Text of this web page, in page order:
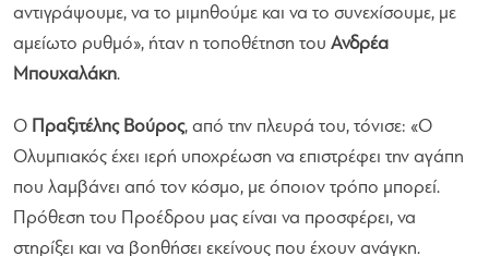
αντιγράψουμε, να το μιμηθούμε και να το συνεχίσουμε, με
αμείωτο ρυθμό», ήταν η τοποθέτηση του Ανδρέα
Μπουχαλάκη.
Ο Πραξιτέλης Βούρος, από την πλευρά του, τόνισε: «Ο
Ολυμπιακός έχει ιερή υποχρέωση να επιστρέφει την αγάπη
που λαμβάνει από τον κόσμο, με όποιον τρόπο μπορεί.
Πρόθεση του Προέδρου μας είναι να προσφέρει, να
στηρίξει και να βοηθήσει εκείνους που έχουν ανάγκη.